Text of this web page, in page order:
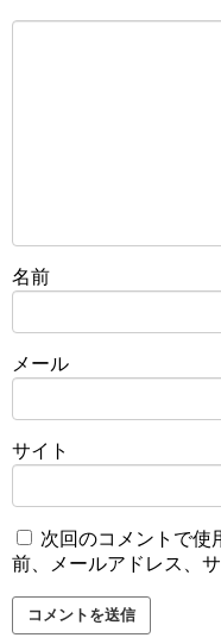
名前
メール
サイト
次回のコメントで使
前、メールアドレス、